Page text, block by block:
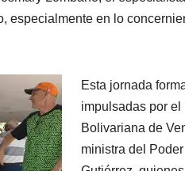
especialmente en lo
Esta jornada
impulsadas por
Bolivariana de
ministra del